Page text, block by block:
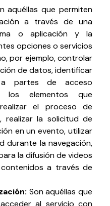
aquéllas que permiten
a través de una
o aplicación y la
opciones o servicios
por ejemplo, controlar
de datos, identificar
partes de acceso
los elementos que
el proceso de
realizar la solicitud de
en un evento, utilizar
durante la navegación,
la difusión de videos
a través de
Son aquéllas que
al servicio con